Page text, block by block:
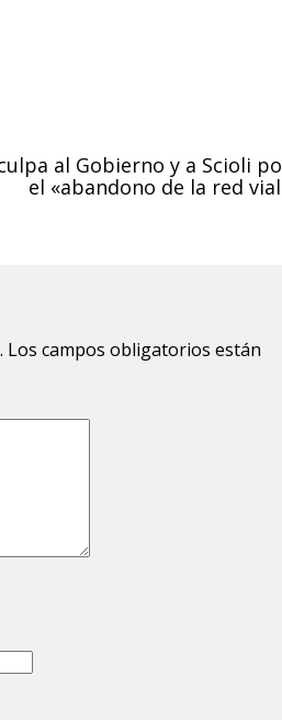
al Gobierno y a Scioli
el «abandono de la red
Los campos obligatorios están